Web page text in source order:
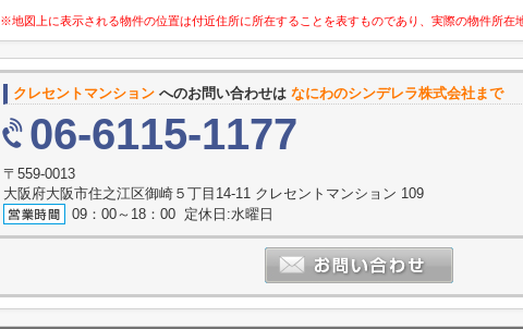
※地図上に表示される物件の位置は付近住所に所在することを表すものであり、実際の物件所在
クレセントマンション へのお問い合わせは なにわのシンデレラ株式会社まで
06-6115-1177
〒559-0013
大阪府大阪市住之江区御崎５丁目14-11 クレセントマンション 109
09：00～18：00 定休日:水曜日